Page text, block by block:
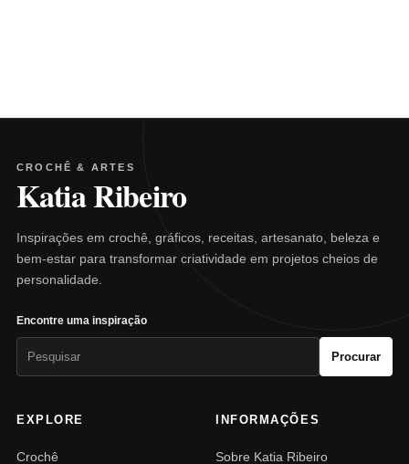
CROCHÊ & ARTES
Katia Ribeiro
Inspirações em crochê, gráficos, receitas, artesanato, beleza e
bem-estar para transformar criatividade em projetos cheios de
personalidade.
Encontre uma inspiração
Procurar
EXPLORE
Crochê
INFORMAÇÕES
Sobre Katia Ribeiro